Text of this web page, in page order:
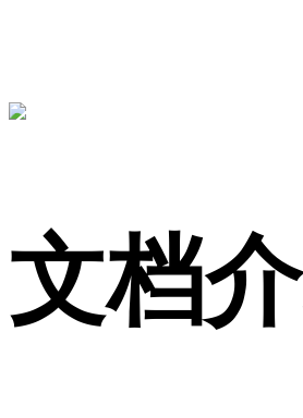
文档